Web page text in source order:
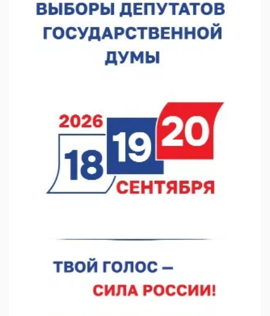
06.08.2026 15:26
Видели ночь, бежали всю ночь... На Нижневолжской
набережной прошел необычный забег
Нижегородские хирурги выполнили трансоральную
операцию на щитовидной железе
06.08.2026 15:03
Более 30 нижегородцев прошли обучение для соцконтракта
06.08.2026 14:46